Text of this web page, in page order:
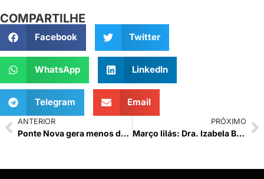
COMPARTILHE
Facebook Twitter
WhatsApp LinkedIn
Telegram Email
ANTERIOR
Ponte Nova gera menos de 30 empregos com carteira assinada em fevereiro
PRÓXIMO
Março lilás: Dra. Izabela Bartholomeu esclarece dúvidas quanto ao câncer do colo de útero